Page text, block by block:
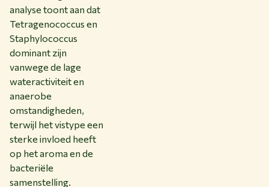
analyse toont aan dat
Tetragenococcus en
Staphylococcus
dominant zijn
vanwege de lage
wateractiviteit en
anaerobe
omstandigheden,
terwijl het vistype een
sterke invloed heeft
op het aroma en de
bacteriële
samenstelling.